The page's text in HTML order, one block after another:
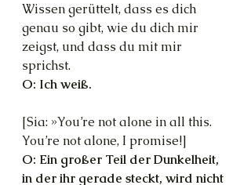
Wissen gerüttelt, dass es dich
genau so gibt, wie du dich mir
zeigst, und dass du mit mir
sprichst.
O: Ich weiß.
[Sia: »You’re not alone in all this.
You’re not alone, I promise!]
O: Ein großer Teil der Dunkelheit,
in der ihr gerade steckt, wird nicht